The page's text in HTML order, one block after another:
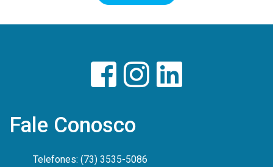
Fale Conosco
Telefones: (73) 3535-5086